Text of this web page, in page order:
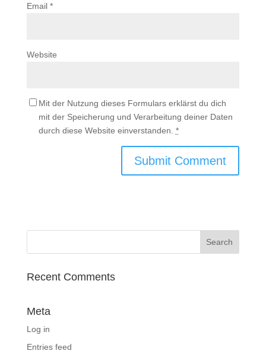
Email *
Website
Mit der Nutzung dieses Formulars erklärst du dich
mit der Speicherung und Verarbeitung deiner Daten
durch diese Website einverstanden. *
Recent Comments
Meta
Log in
Entries feed